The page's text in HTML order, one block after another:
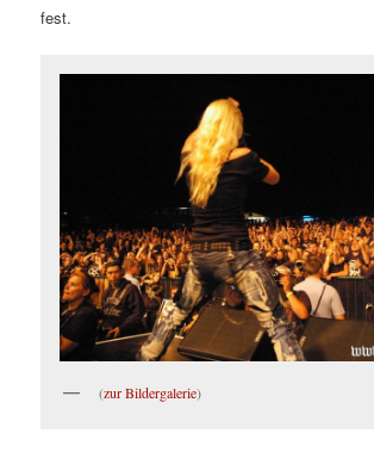
fest.
(zur Bildergalerie)